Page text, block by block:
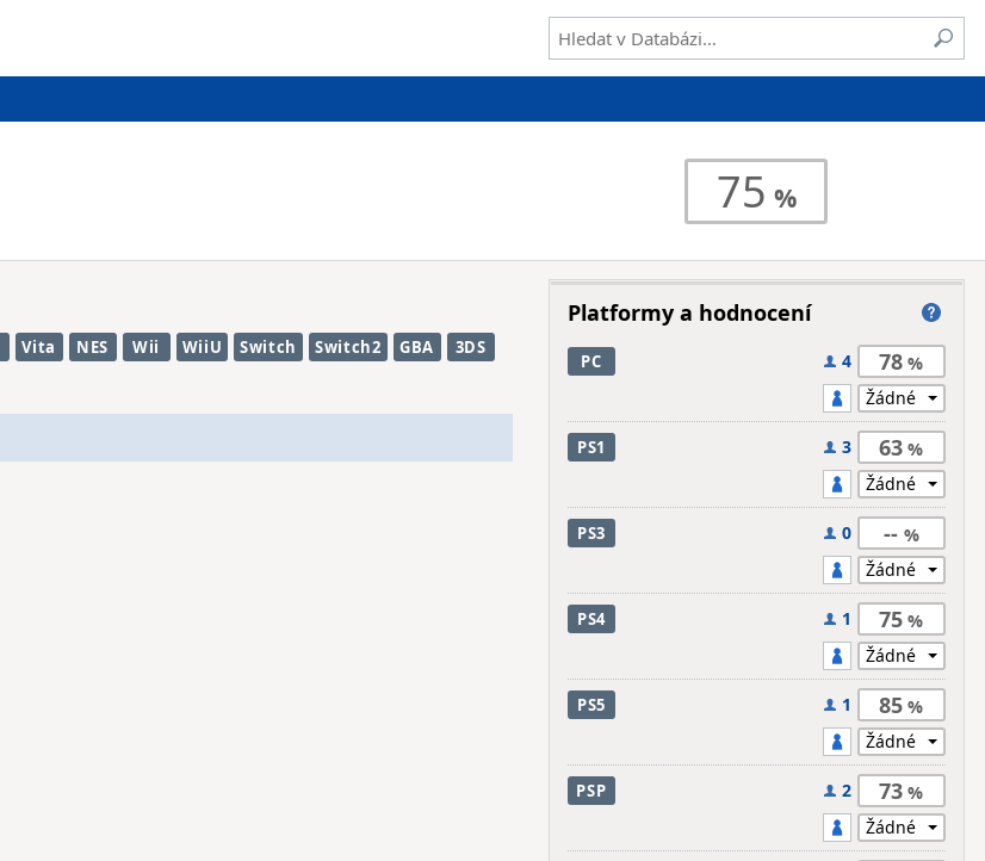
75
Vita NES Wii WiiU Switch Switch2 GBA
3DS
Platformy a hodnocení
PC 4 78
PS1 3 63
PS3 0 --
PS4 1 75
PS5 1 85
PSP 2 73